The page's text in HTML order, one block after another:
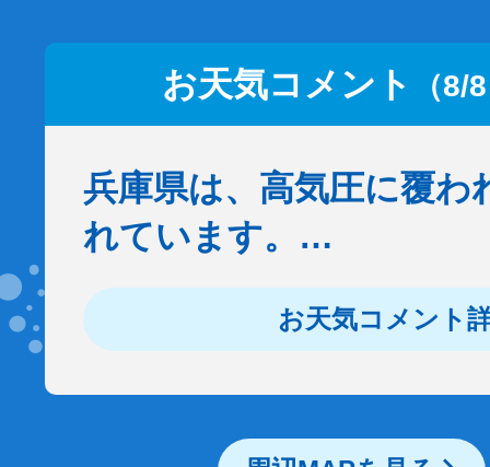
お天気コメント （8/
兵庫県は、高気圧に覆わ
れています。…
お天気コメント